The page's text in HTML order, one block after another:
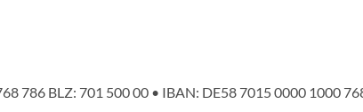
786 BLZ: 701 500 00 • IBAN: DE58 7015 0000 1000